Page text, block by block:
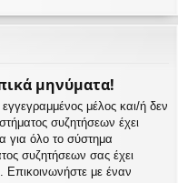
μηνύματα!
μέλος και/ή δεν
συζητήσεων έχει
για όλο το σύστημα
συζητήσεων σας έχει
με έναν